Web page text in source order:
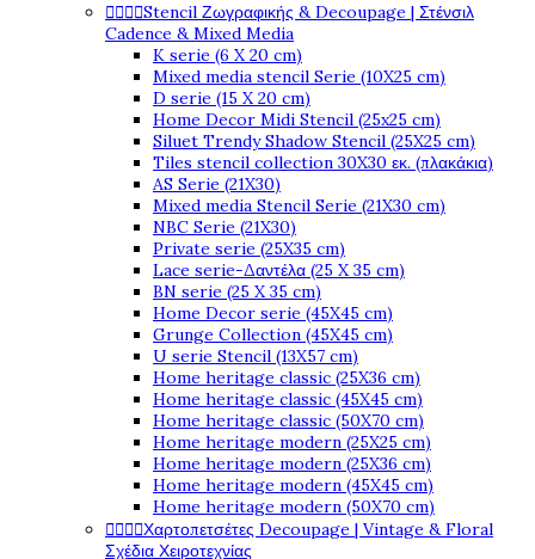
   Stencil Ζωγραφικής & Decoupage | Στένσιλ
Cadence & Mixed Media
K serie (6 X 20 cm)
Mixed media stencil Serie (10X25 cm)
D serie (15 X 20 cm)
Home Decor Midi Stencil (25x25 cm)
Siluet Trendy Shadow Stencil (25X25 cm)
Tiles stencil collection 30X30 εκ. (πλακάκια)
AS Serie (21X30)
Mixed media Stencil Serie (21X30 cm)
NBC Serie (21X30)
Private serie (25X35 cm)
Lace serie-Δαντέλα (25 X 35 cm)
BN serie (25 X 35 cm)
Home Decor serie (45X45 cm)
Grunge Collection (45X45 cm)
U serie Stencil (13X57 cm)
Home heritage classic (25X36 cm)
Home heritage classic (45X45 cm)
Home heritage classic (50X70 cm)
Home heritage modern (25X25 cm)
Home heritage modern (25X36 cm)
Home heritage modern (45X45 cm)
Home heritage modern (50X70 cm)
   Χαρτοπετσέτες Decoupage | Vintage & Floral
Σχέδια Χειροτεχνίας